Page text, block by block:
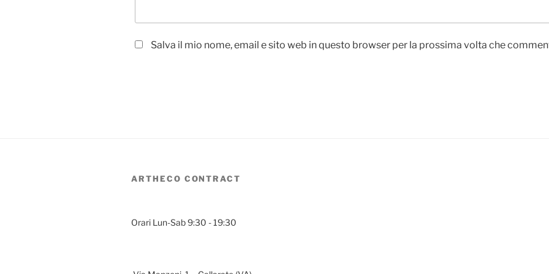
Salva il mio nome, email e sito web in questo browser per la prossima volta che
ARTHECO CONTRACT
Orari Lun-Sab 9:30 - 19:30